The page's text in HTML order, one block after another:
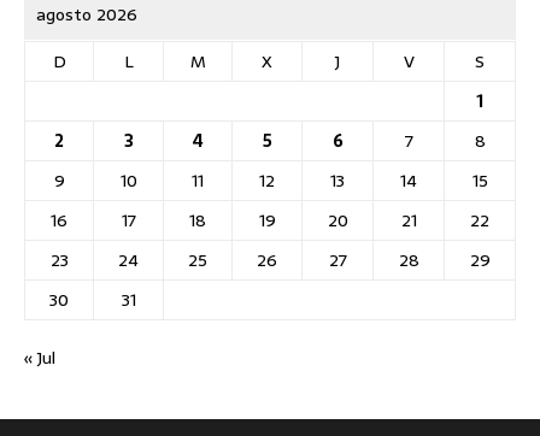
agosto 2026
D
L M X J V
S
1
2
3 4 5 6 7
8
9
10 11 12 13 14
15
16
17 18 19 20 21
22
23
24 25 26 27 28
29
30
31
« Jul